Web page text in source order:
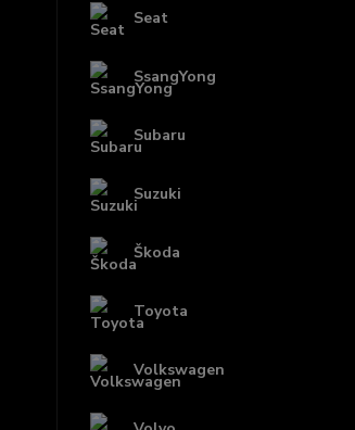
Seat
SsangYong
Subaru
Suzuki
Škoda
Toyota
Volkswagen